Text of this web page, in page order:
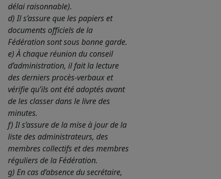
délai raisonnable).
d) Il s’assure que les papiers et
documents officiels de la
Fédération sont sous bonne garde.
e) À chaque réunion du conseil
d’administration, il fait la lecture
des derniers procès-verbaux et
vérifie qu’ils ont été adoptés avant
de les classer dans le livre des
minutes.
f) Il s’assure de la mise à jour de la
liste des administrateurs, des
membres collectifs et des membres
réguliers de la Fédération.
g) En cas d’absence du secrétaire,